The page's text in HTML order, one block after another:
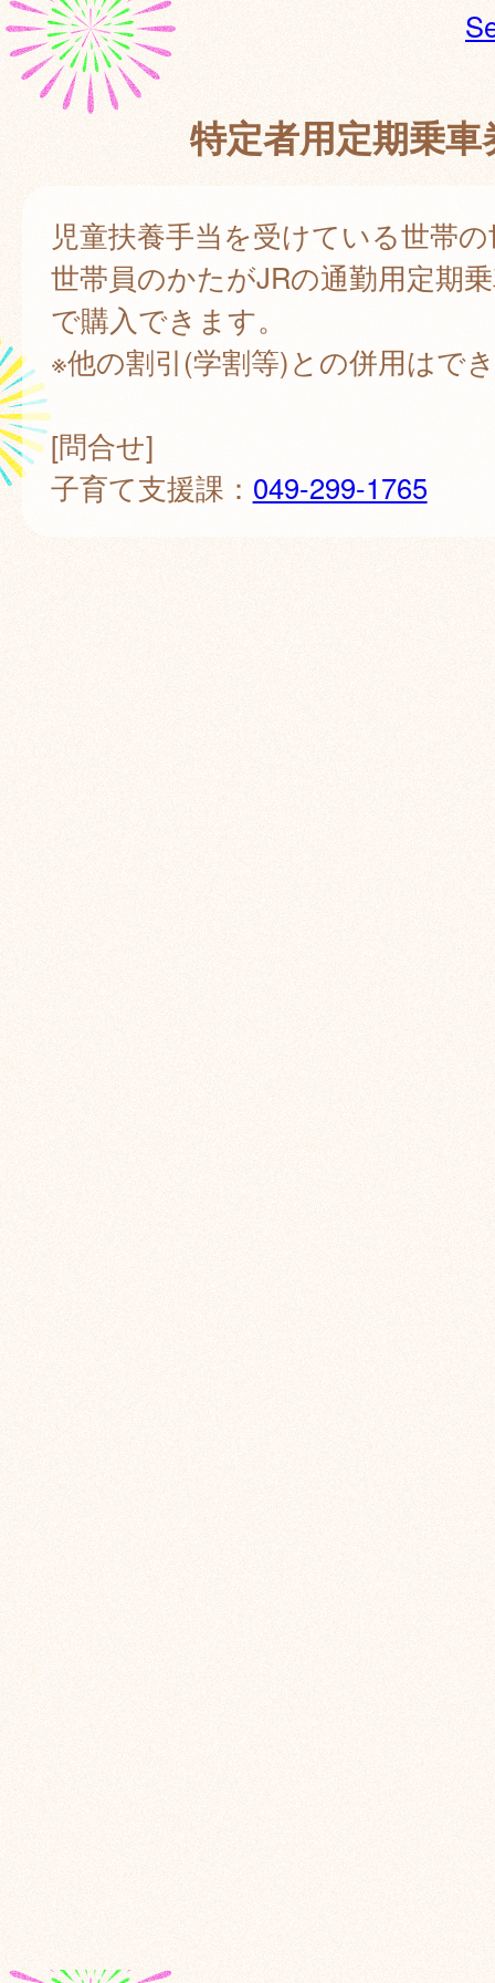
特定者用定期乗車
児童扶養手当を受けている世帯
世帯員のかたがJRの通勤用定期
で購入できます。
※他の割引(学割等)との併用はで
[問合せ]
子育て支援課： 049-299-1765